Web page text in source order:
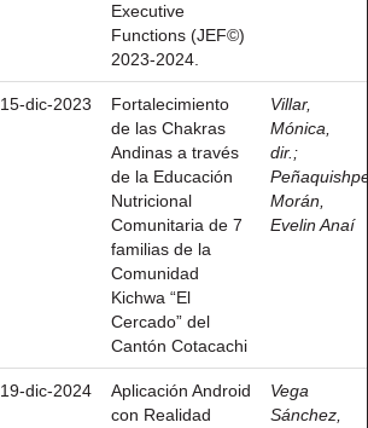
Executive
Functions (JEF©️)
2023-2024.
15-dic-2023
Fortalecimiento
de las Chakras
Andinas a través
de la Educación
Nutricional
Comunitaria de 7
familias de la
Comunidad
Kichwa “El
Cercado” del
Cantón Cotacachi
Villar,
Mónica,
dir. ;
Morán,
Evelin Anaí
19-dic-2024
Aplicación Android
con Realidad
Vega
Sánchez,